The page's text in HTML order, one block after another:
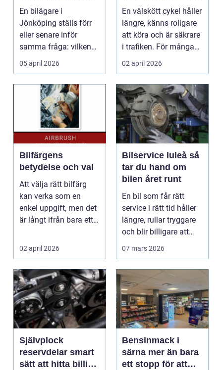
bilen
En bilägare i
Jönköping ställs förr
eller senare inför
samma fråga: vilken
verkstad tar bäst hand
om...
05 april 2026
din cykel
En välskött cykel håller
längre, känns roligare
att köra och är säkrare
i trafiken. För många
som cy...
02 april 2026
Bilfärgens
betydelse och val
Att välja rätt bilfärg
kan verka som en
enkel uppgift, men det
är långt ifrån bara ett
02 april 2026
Bilservice luleå så
tar du hand om
bilen året runt
En bil som får rätt
service i rätt tid håller
längre, rullar tryggare
och blir billigare att
äga. I ...
07 mars 2026
Självplock
reservdelar smart
sätt att hitta billiga
Bensinmack i
särna mer än bara
ett stopp för att